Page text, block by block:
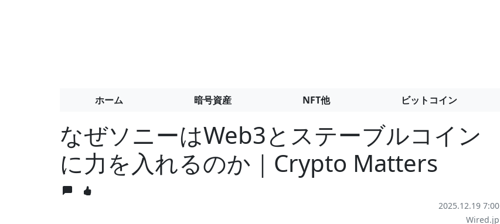
ホーム 暗号資産 NFT他 ビットコイン
なぜソニーはWeb3とステーブルコイン
に力を入れるのか｜Crypto Matters
2025.12.19 7:00
Wired.jp